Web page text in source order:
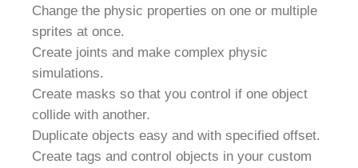
Change the physic properties on one or multiple
sprites at once.
Create joints and make complex physic
simulations.
Create masks so that you control if one object
collide with another.
Duplicate objects easy and with specified offset.
Create tags and control objects in your custom